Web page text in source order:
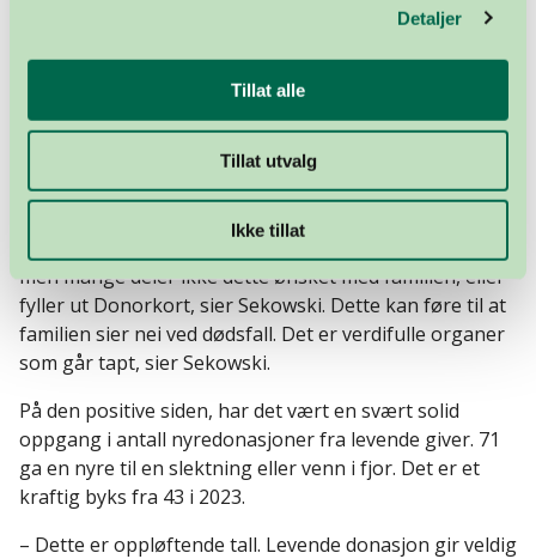
Detaljer
Tillat alle
Tillat utvalg
Ikke tillat
– Det er ingen grunn til at vi ikke skal kunne vise til
samme resultater som våre skandinaviske naboland,
sier han.
I tillegg må enda flere nordmenn dele sitt ja – i
form avsamtale med pårørende og et Donorkort™
men mange deler ikke dette ønsket med familien, eller
fyller ut Donorkort, sier Sekowski. Dette kan føre til at
familien sier nei ved dødsfall. Det er verdifulle organer
som går tapt, sier Sekowski.
På den positive siden, har det vært en svært solid
oppgang i antall nyredonasjoner fra levende giver. 71
ga en nyre til en slektning eller venn i fjor. Det er et
kraftig byks fra 43 i 2023.
– Dette er oppløftende tall. Levende donasjon gir veldig